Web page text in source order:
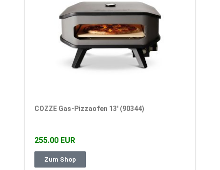
COZZE Gas-Pizzaofen 13′ (90344)
255.00 EUR
Zum Shop